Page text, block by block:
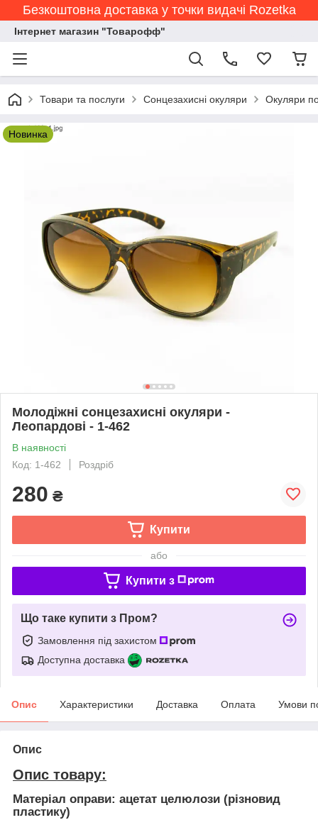
Безкоштовна доставка у точки видачі Rozetka
Інтернет магазин "Товарофф"
Товари та послуги Сонцезахисні окуляри Окуляри
Новинка
Молодіжні сонцезахисні окуляри -
Леопардові - 1-462
В наявності
Код: 1-462
Роздріб
280 ₴
Купити
або
Купити з
Що таке купити з Пром?
Замовлення під захистом
Доступна доставка
Опис Характеристики Доставка Оплата Умови
Опис
Опис товару:
Матеріал оправи: ацетат целюлози (різновид
пластику)